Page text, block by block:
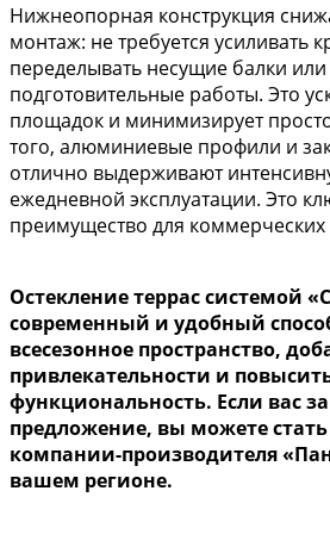
Нижнеопорная конструкция
монтаж: не требуется усиливать
переделывать несущие балки
подготовительные работы. Это
площадок и минимизирует
того, алюминиевые профили и
отлично выдерживают
ежедневной эксплуатации. Это
преимущество для коммерческих
Остекление террас системой
современный и удобный
всесезонное пространство,
привлекательности и
функциональность. Если вас
предложение, вы можете стать
компании-производителя
вашем регионе.